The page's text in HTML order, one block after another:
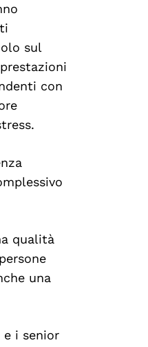
sul
con
qualità
una
e i senior